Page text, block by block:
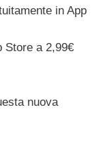
in App
Store a 2,99€
nuova